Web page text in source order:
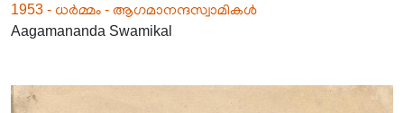
1953 - ധർമ്മം - ആഗമാനന്ദസ്വാമികൾ
Aagamananda Swamikal